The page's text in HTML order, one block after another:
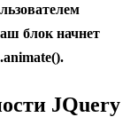
блок начнет
JQuery